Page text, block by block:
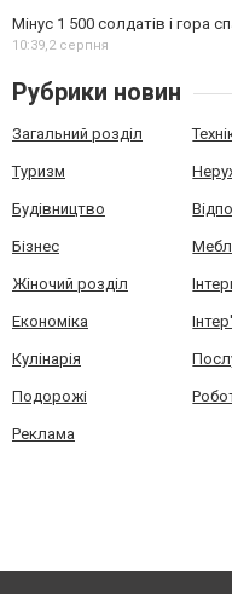
Мінус 1 500 солдатів і гора
10:39,2 серпня
Рубрики новин
Загальний розділ
Туризм
Будівництво
Бізнес
Жіночий розділ
Економіка
Кулінарія
Подорожі
Реклама